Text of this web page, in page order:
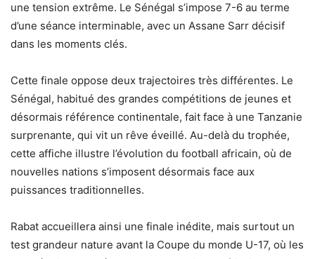
une tension extrême. Le Sénégal s’impose 7-6 au terme
d’une séance interminable, avec un Assane Sarr décisif
dans les moments clés.
Cette finale oppose deux trajectoires très différentes. Le
Sénégal, habitué des grandes compétitions de jeunes et
désormais référence continentale, fait face à une Tanzanie
surprenante, qui vit un rêve éveillé. Au-delà du trophée,
cette affiche illustre l’évolution du football africain, où de
nouvelles nations s’imposent désormais face aux
puissances traditionnelles.
Rabat accueillera ainsi une finale inédite, mais surtout un
test grandeur nature avant la Coupe du monde U-17, où les